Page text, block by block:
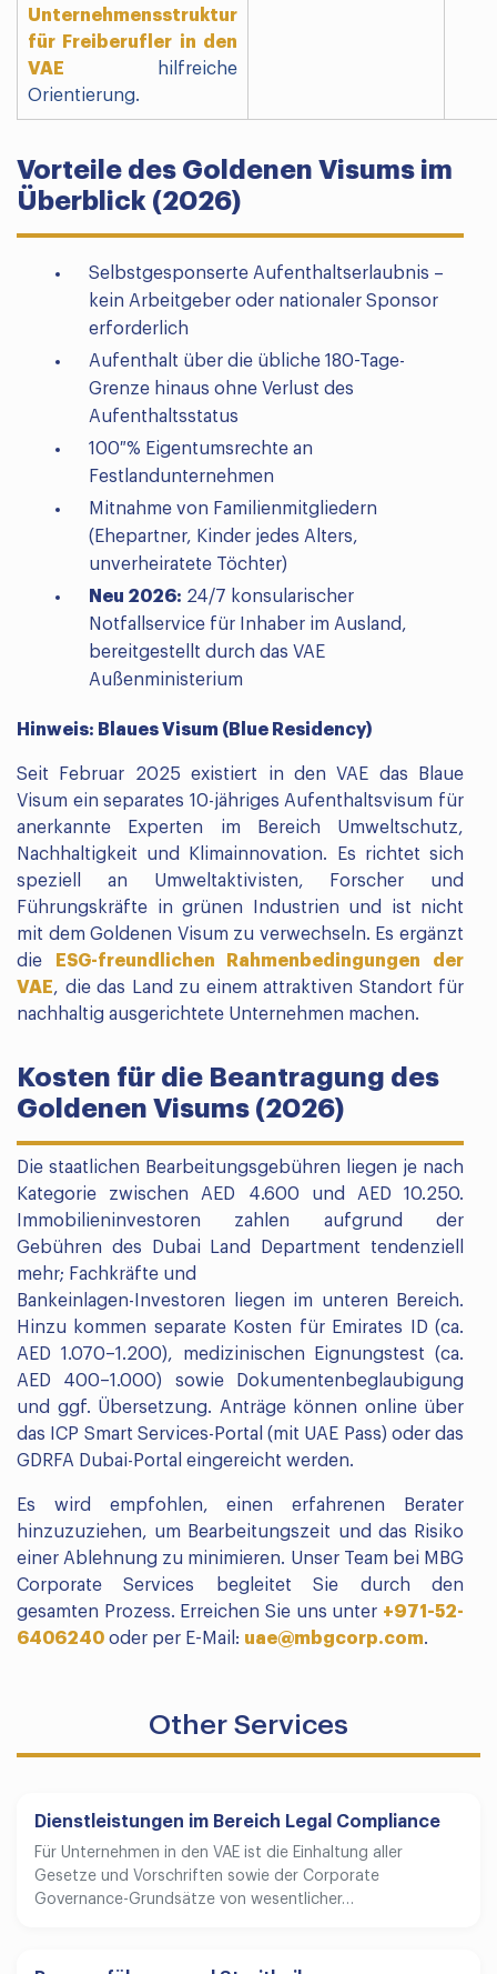
Unternehmensstruktur
für Freiberufler in den
VAE
hilfreiche
Orientierung.
Vorteile des Goldenen Visums im
Überblick (2026)
Selbstgesponserte Aufenthaltserlaubnis –
kein Arbeitgeber oder nationaler Sponsor
erforderlich
Aufenthalt über die übliche 180-Tage-
Grenze hinaus ohne Verlust des
Aufenthaltsstatus
100 % Eigentumsrechte an
Festlandunternehmen
Mitnahme von Familienmitgliedern
(Ehepartner, Kinder jedes Alters,
unverheiratete Töchter)
Neu 2026: 24/7 konsularischer
Notfallservice für Inhaber im Ausland,
bereitgestellt durch das VAE
Außenministerium
Hinweis: Blaues Visum (Blue Residency)
Seit Februar 2025 existiert in den VAE das Blaue
Visum ein separates 10-jähriges Aufenthaltsvisum für
anerkannte Experten im Bereich Umweltschutz,
Nachhaltigkeit und Klimainnovation. Es richtet sich
speziell an Umweltaktivisten, Forscher und
Führungskräfte in grünen Industrien und ist nicht
mit dem Goldenen Visum zu verwechseln. Es ergänzt
die
ESG-freundlichen Rahmenbedingungen der
VAE, die das Land zu einem attraktiven Standort für
nachhaltig ausgerichtete Unternehmen machen.
Kosten für die Beantragung des
Goldenen Visums (2026)
Die staatlichen Bearbeitungsgebühren liegen je nach
Kategorie zwischen AED 4.600 und AED 10.250.
Immobilieninvestoren zahlen aufgrund der
Gebühren des Dubai Land Department tendenziell
mehr; Fachkräfte und
Bankeinlagen-Investoren liegen im unteren Bereich.
Hinzu kommen separate Kosten für Emirates ID (ca.
AED 1.070–1.200), medizinischen Eignungstest (ca.
AED 400–1.000) sowie Dokumentenbeglaubigung
und ggf. Übersetzung. Anträge können online über
das ICP Smart Services-Portal (mit UAE Pass) oder das
GDRFA Dubai-Portal eingereicht werden.
Es wird empfohlen, einen erfahrenen Berater
hinzuzuziehen, um Bearbeitungszeit und das Risiko
einer Ablehnung zu minimieren. Unser Team bei MBG
Corporate Services begleitet Sie durch den
gesamten Prozess. Erreichen Sie uns unter +971-52-
6406240 oder per E-Mail: uae@mbgcorp.com.
Other Services
Dienstleistungen im Bereich Legal Compliance
Für Unternehmen in den VAE ist die Einhaltung aller
Gesetze und Vorschriften sowie der Corporate
Governance-Grundsätze von wesentlicher…